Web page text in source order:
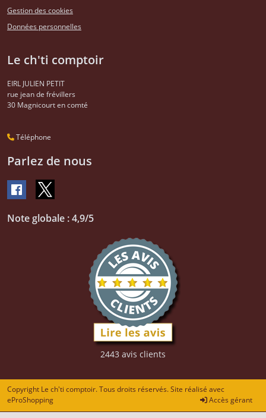
Gestion des cookies
Données personnelles
Le ch'ti comptoir
EIRL JULIEN PETIT
rue jean de frévillers
30 Magnicourt en comté
Téléphone
Parlez de nous
Note globale : 4,9/5
2443 avis clients
Copyright Le ch'ti comptoir. Tous droits réservés. Site réalisé avec
eProShopping
Accès gérant